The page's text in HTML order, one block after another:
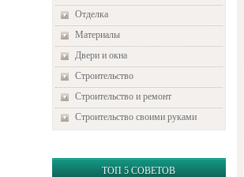
Отделка
Материалы
Двери и окна
Строительство
Строительство и ремонт
Строительство своими руками
ТОП 5 СОВЕТОВ